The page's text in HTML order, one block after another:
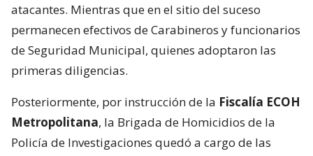
atacantes. Mientras que en el sitio del suceso
permanecen efectivos de Carabineros y funcionarios
de Seguridad Municipal, quienes adoptaron las
primeras diligencias.
Posteriormente, por instrucción de la Fiscalía ECOH
Metropolitana, la Brigada de Homicidios de la
Policía de Investigaciones quedó a cargo de las